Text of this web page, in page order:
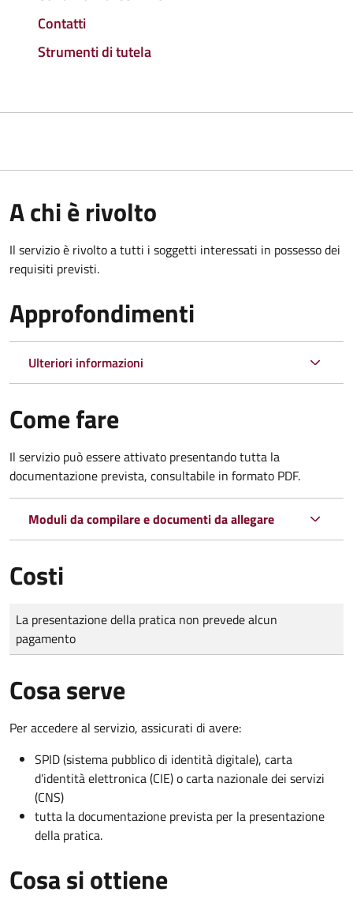
Contatti
Strumenti di tutela
A chi è rivolto
Il servizio è rivolto a tutti i soggetti interessati in possesso dei
requisiti previsti.
Approfondimenti
Ulteriori informazioni
Come fare
Il servizio può essere attivato presentando tutta la
documentazione prevista, consultabile in formato PDF.
Moduli da compilare e documenti da allegare
Costi
Tipo di pagamento
Importo
La presentazione della pratica non prevede alcun
pagamento
Cosa serve
Per accedere al servizio, assicurati di avere:
SPID (sistema pubblico di identità digitale), carta
d’identità elettronica (CIE) o carta nazionale dei servizi
(CNS)
tutta la documentazione prevista per la presentazione
della pratica.
Cosa si ottiene